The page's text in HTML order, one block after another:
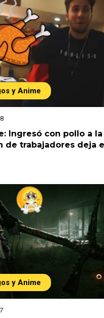
y Anime
Ingresó con pollo a
de trabajadores deja
y Anime